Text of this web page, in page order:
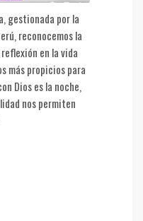
gestionada por la
reconocemos la
en la vida
más propicios para
Dios es la noche,
nos permiten